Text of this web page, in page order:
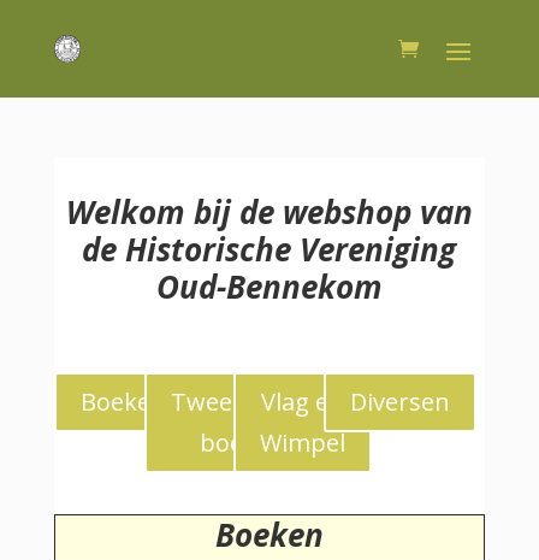
Welkom bij de webshop van
de Historische Vereniging
Oud-Bennekom
Boeken
Tweedekans
boeken
Vlag en
Wimpel
Diversen
Boeken